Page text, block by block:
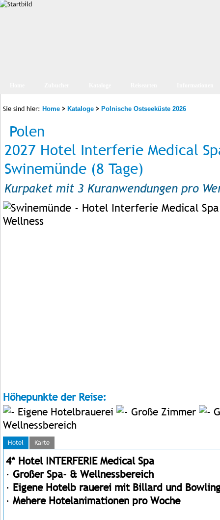
Sie sind hier: Home > Kataloge > Polnische Ostseeküste 2026
Polen
2027 Hotel Interferie Medical
Swinemünde (8 Tage)
Kurpaket mit 3 Kuranwendungen pro
Höhepunkte der Reise:
Eigene Hotelbrauerei
Große Zimmer
Wellnessbereich
Hotel Karte
4* Hotel INTERFERIE Medical Spa
· Großer Spa- & Wellnessbereich
· Eigene Hotelb rauerei mit Billard und
· Mehere Hotelanimationen pro Woche